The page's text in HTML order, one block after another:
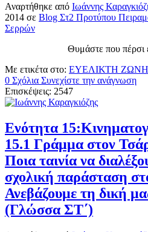
Αναρτήθηκε από Ιωάννης
2014 σε Blog Στ2 Προτύπου
Σερρών
Θυμάστε που πέρσι
Με ετικέτα στο: ΕΥΕΛΙΚΤΗ ΖΩΝΗ
0 Σχόλια Συνεχίστε την ανάγνωση
Επισκέψεις: 2547
Ενότητα
15.1 Γράμμα στον
Ποια ταινία να
σχολική παράσταση
Ανεβάζουμε τη δική
(Γλώσσα ΣΤ΄)